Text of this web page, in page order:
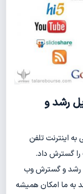
رشد و
2007، دسترسی به اینترنت تلفن
گسترش داد.
رشد و گسترش وب
به ما امکان همیشه